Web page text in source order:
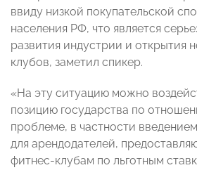
ввиду низкой покупательской
населения РФ, что является
развития индустрии и открытия
клубов, заметил спикер.
«На эту ситуацию можно
позицию государства по
проблеме, в частности
для арендодателей,
фитнес-клубам по льготным